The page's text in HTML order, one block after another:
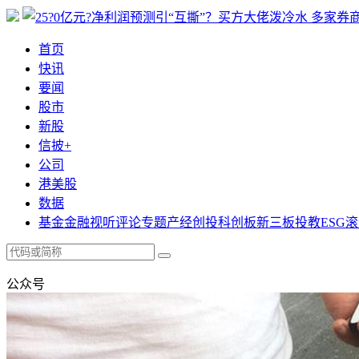
首页
快讯
要闻
股市
新股
信披+
公司
港美股
数据
基金金融视听评论专题产经创投科创板新三板投教ESG
公众号